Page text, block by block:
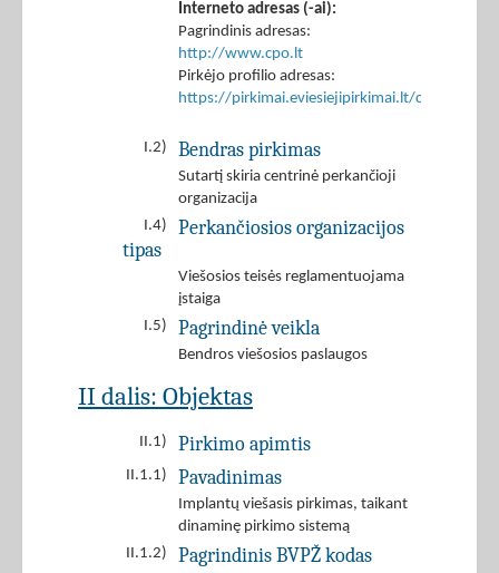
Interneto adresas (-ai):
Pagrindinis adresas:
http://www.cpo.lt
Pirkėjo profilio adresas:
https://pirkimai.eviesiejipirkimai.lt/ctm/
I.2) Bendras pirkimas
Sutartį skiria centrinė perkančioji
organizacija
I.4)
Perkančiosios organizacijos
tipas
Viešosios teisės reglamentuojama
įstaiga
I.5)
Pagrindinė veikla
Bendros viešosios paslaugos
II dalis: Objektas
II.1) Pirkimo apimtis
II.1.1) Pavadinimas
Implantų viešasis pirkimas, taikant
dinaminę pirkimo sistemą
II.1.2)
Pagrindinis BVPŽ kodas